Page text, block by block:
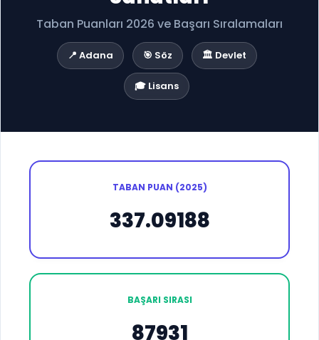
Taban Puanları 2026 ve Başarı Sıralamaları
📍 Adana 🎯 Söz 🏛️ Devlet
🎓 Lisans
TABAN PUAN (2025)
337.09188
BAŞARI SIRASI
87931